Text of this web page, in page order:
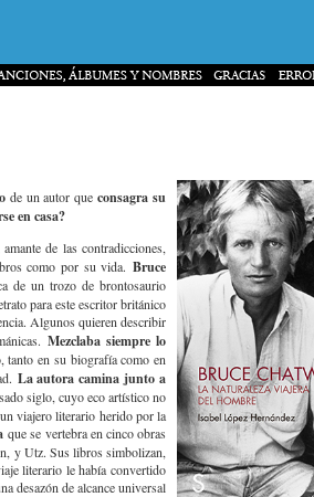
de un autor queconsagra su
en casa?
de las contradicciones,
como por su vida. Bruce
de un trozo de brontosaurio
para este escritor británico
Algunos quieren describir
Mezclaba siempre lo
en su biografía como en
La autora camina junto a
siglo, cuyo eco artístico no
viajero literario herido por la
que se vertebra en cinco obras
y Utz. Sus libros simbolizan,
literario le había convertido
desazón de alcance universal